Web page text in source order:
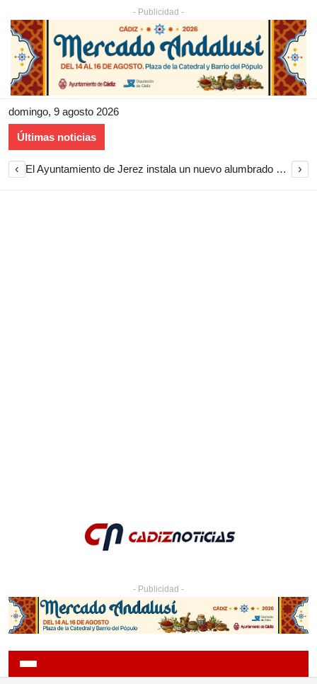
- Publicidad -
domingo, 9 agosto 2026
Últimas noticias
‹ El Ayuntamiento de Jerez instala un nuevo alumbrado LED en La Guareña ›
- Publicidad -